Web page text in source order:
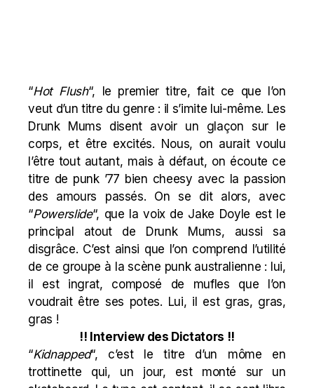
“Hot Flush“, le premier titre, fait ce que l’on
veut d’un titre du genre : il s’imite lui-même. Les
Drunk Mums disent avoir un glaçon sur le
corps, et être excités. Nous, on aurait voulu
l’être tout autant, mais à défaut, on écoute ce
titre de punk ’77 bien cheesy avec la passion
des amours passés. On se dit alors, avec
“Powerslide“, que la voix de Jake Doyle est le
principal atout de Drunk Mums, aussi sa
disgrâce. C’est ainsi que l’on comprend l’utilité
de ce groupe à la scène punk australienne : lui,
il est ingrat, composé de mufles que l’on
voudrait être ses potes. Lui, il est gras, gras,
gras !
!! Interview des Dictators !!
“Kidnapped“, c’est le titre d’un môme en
trottinette qui, un jour, est monté sur un